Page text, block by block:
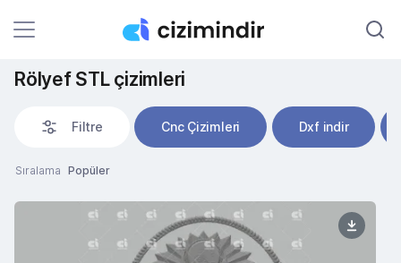
Rölyef STL çizimleri
Filtre Cnc Çizimleri Dxf indir
Sıralama Popüler